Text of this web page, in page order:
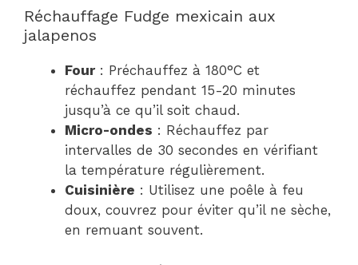
Réchauffage Fudge mexicain aux
jalapenos
Four: Préchauffez à 180°C et
réchauffez pendant 15-20 minutes
jusqu’à ce qu’il soit chaud.
Micro-ondes : Réchauffez par
intervalles de 30 secondes en vérifiant
la température régulièrement.
Cuisinière : Utilisez une poêle à feu
doux, couvrez pour éviter qu’il ne sèche,
en remuant souvent.